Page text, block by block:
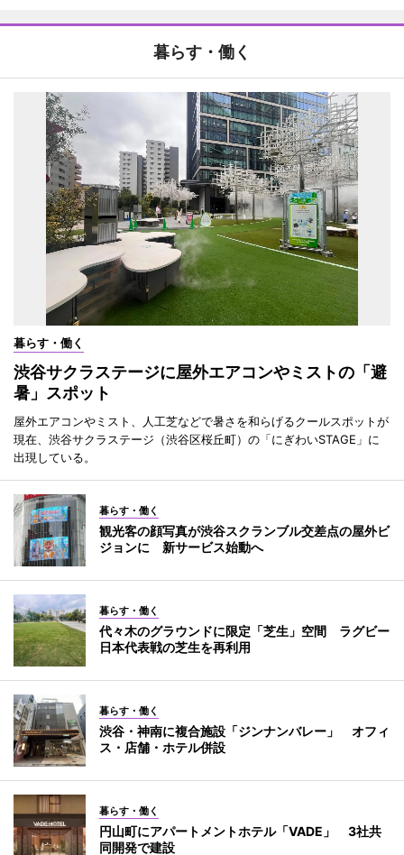
暮らす・働く
暮らす・働く
渋谷サクラステージに屋外エアコンやミストの「避
暑」スポット
屋外エアコンやミスト、人工芝などで暑さを和らげるクールスポットが
現在、渋谷サクラステージ（渋谷区桜丘町）の「にぎわいSTAGE」に
出現している。
暮らす・働く
観光客の顔写真が渋谷スクランブル交差点の屋外ビ
ジョンに 新サービス始動へ
暮らす・働く
代々木のグラウンドに限定「芝生」空間 ラグビー
日本代表戦の芝生を再利用
暮らす・働く
渋谷・神南に複合施設「ジンナンバレー」 オフィ
ス・店舗・ホテル併設
暮らす・働く
円山町にアパートメントホテル「VADE」 3社共
同開発で建設